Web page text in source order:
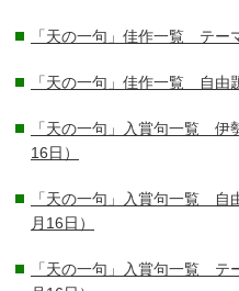
「天の一句」佳作一覧 テー
「天の一句」佳作一覧 自由
「天の一句」入賞句一覧 伊
16日）
「天の一句」入賞句一覧 自
月16日）
「天の一句」入賞句一覧 テ